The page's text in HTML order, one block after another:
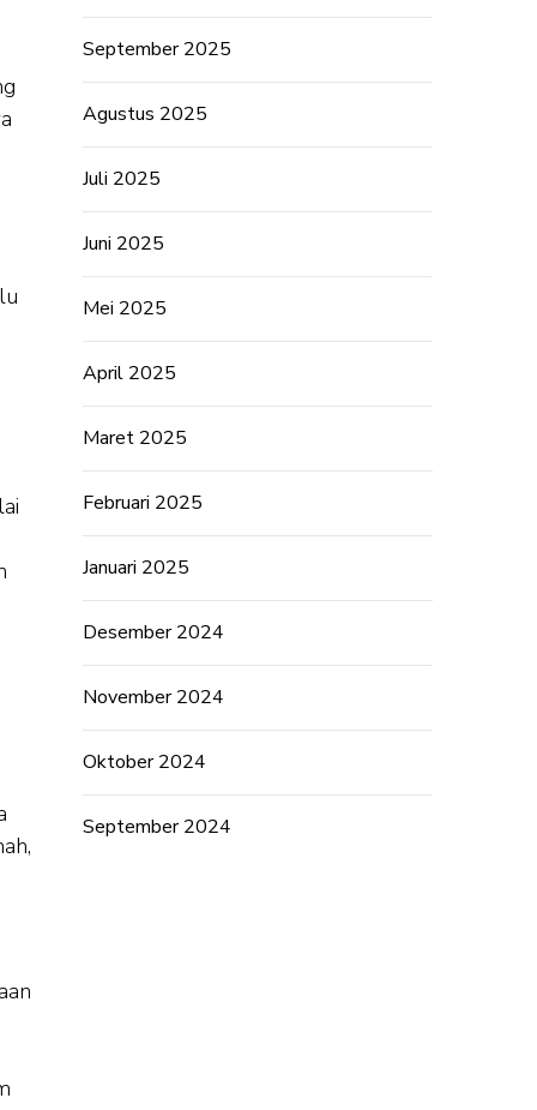
September 2025
Agustus 2025
Juli 2025
Juni 2025
Mei 2025
April 2025
Maret 2025
Februari 2025
Januari 2025
Desember 2024
November 2024
Oktober 2024
September 2024